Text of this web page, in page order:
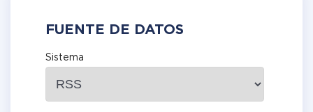
FUENTE DE DATOS
Sistema